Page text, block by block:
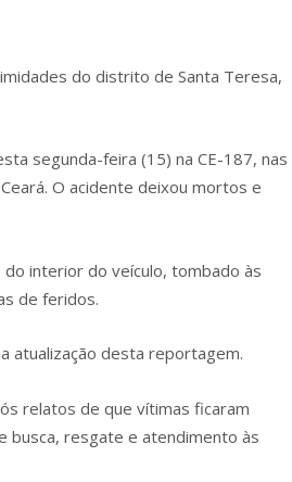
do distrito de Santa Teresa,
segunda-feira (15) na CE-187, nas
O acidente deixou mortos e
interior do veículo, tombado às
de feridos.
atualização desta reportagem.
relatos de que vítimas ficaram
busca, resgate e atendimento às